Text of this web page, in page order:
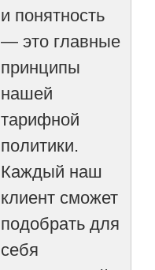
и понятность
— это главные
принципы
нашей
тарифной
политики.
Каждый наш
клиент сможет
подобрать для
себя